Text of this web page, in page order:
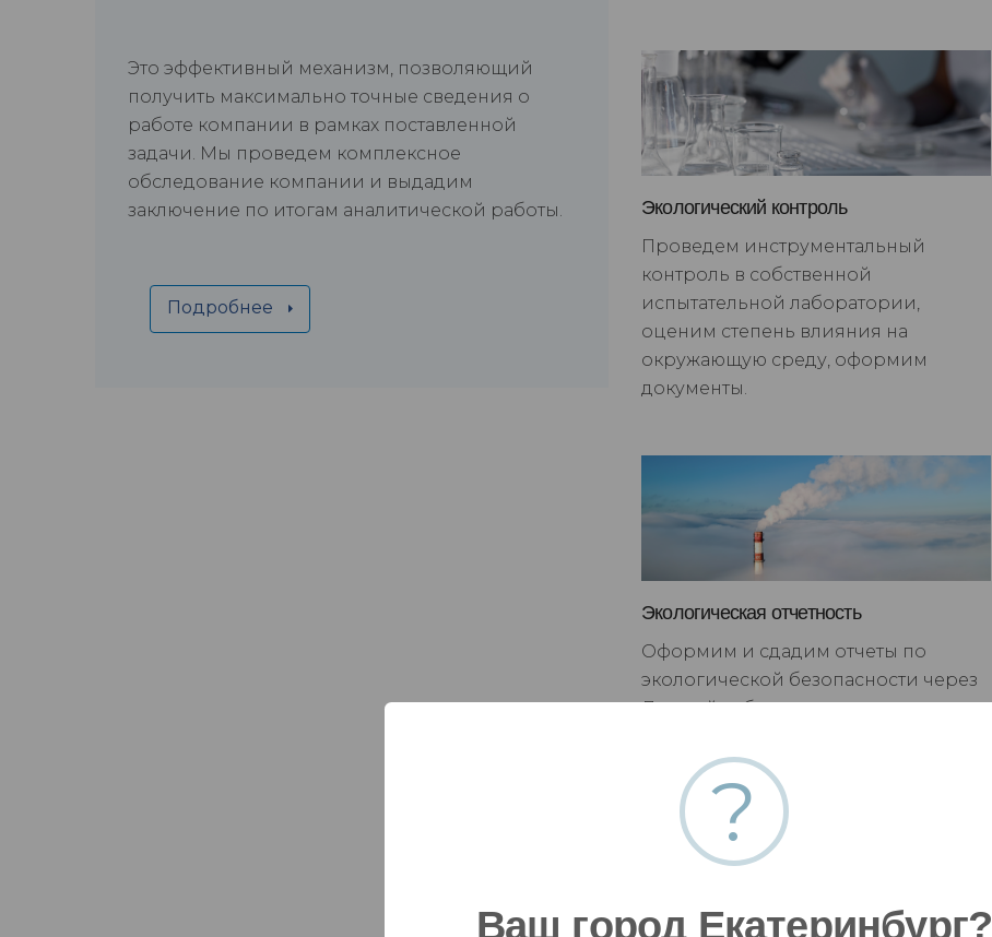
Это эффективный механизм, позволяющий
получить максимально точные сведения о
работе компании в рамках поставленной
задачи. Мы проведем комплексное
обследование компании и выдадим
заключение по итогам аналитической работы.
Подробнее
Экологический контроль
Проведем инструментальный
контроль в собственной
испытательной лаборатории,
оценим степень влияния на
окружающую среду, оформим
документы.
Экологическая отчетность
Оформим и сдадим отчеты по
экологической безопасности через
Личный кабинет
бумажном варианте
?
Ваш город Екатеринбург?